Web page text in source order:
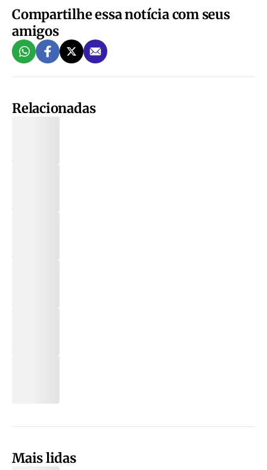
Compartilhe essa notícia com seus
amigos
Relacionadas
Mais lidas